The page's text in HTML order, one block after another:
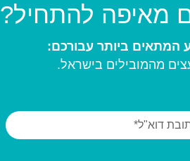
מאיפה להתחיל?
מהמובילים בישראל.